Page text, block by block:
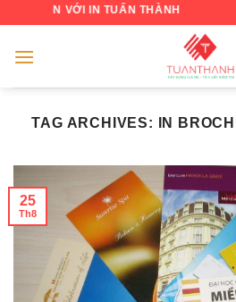
content
VỚI IN TUẤN THÀNH
TAG ARCHIVES: IN
25
Th8